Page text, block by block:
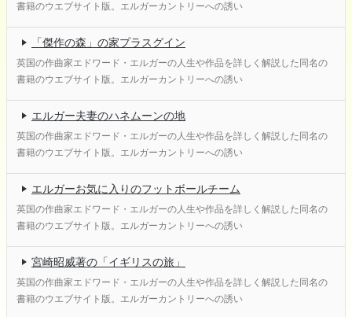
書籍のウエブサイト版。エルガーカントリーへの誘い
「傑作の森」の家プラスグイン
英国の作曲家エドワード・エルガーの人生や作品を詳しく解説した同名の
書籍のウエブサイト版。エルガーカントリーへの誘い
エルガー夫妻のハネムーンの地
英国の作曲家エドワード・エルガーの人生や作品を詳しく解説した同名の
書籍のウエブサイト版。エルガーカントリーへの誘い
エルガーお気に入りのフットボールチーム
英国の作曲家エドワード・エルガーの人生や作品を詳しく解説した同名の
書籍のウエブサイト版。エルガーカントリーへの誘い
宮崎昭威著の「イギリスの旅」
英国の作曲家エドワード・エルガーの人生や作品を詳しく解説した同名の
書籍のウエブサイト版。エルガーカントリーへの誘い